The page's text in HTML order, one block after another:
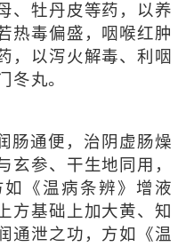
、牡丹皮等药，以养
热毒偏盛，咽喉红肿
，以泻火解毒、利咽
冬丸。
肠通便，治阴虚肠燥
玄参、干生地同用，
《温病条辨》增液
方基础上加大黄、知
通泄之功，方如《温